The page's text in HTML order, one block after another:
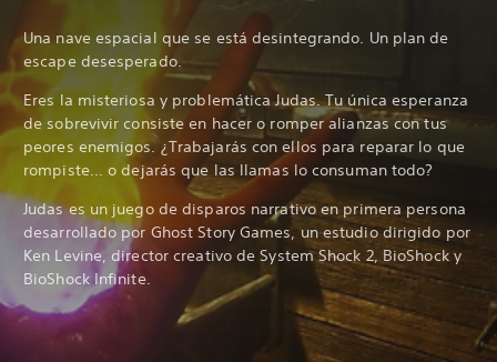
Una nave espacial que se está desintegrando. Un plan de
escape desesperado.
Eres la misteriosa y problemática Judas. Tu única esperanza
de sobrevivir consiste en hacer o romper alianzas con tus
peores enemigos. ¿Trabajarás con ellos para reparar lo que
rompiste... o dejarás que las llamas lo consuman todo?
Judas es un juego de disparos narrativo en primera persona
desarrollado por Ghost Story Games, un estudio dirigido por
Ken Levine, director creativo de System Shock 2, BioShock y
BioShock Infinite.